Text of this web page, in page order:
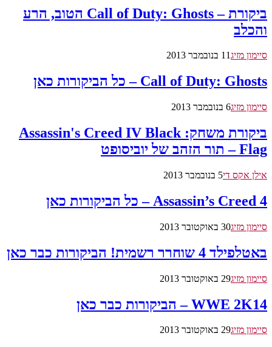
ביקורת – Call of Duty: Ghosts הטוב, הרע
והכלב
סיימון מזיג11 בנובמבר 2013
Call of Duty: Ghosts – כל הביקורות כאן
סיימון מזיג6 בנובמבר 2013
ביקורת משחק: Assassin's Creed IV Black
Flag – תור הזהב של יוביסופט
אילן אקס די5 בנובמבר 2013
Assassin’s Creed 4 – כל הביקורות כאן
סיימון מזיג30 באוקטובר 2013
באטלפילד 4 שוחרר רשמית! הביקורות כבר כאן
סיימון מזיג29 באוקטובר 2013
WWE 2K14 – הביקורות כבר כאן
סיימון מזיג29 באוקטובר 2013